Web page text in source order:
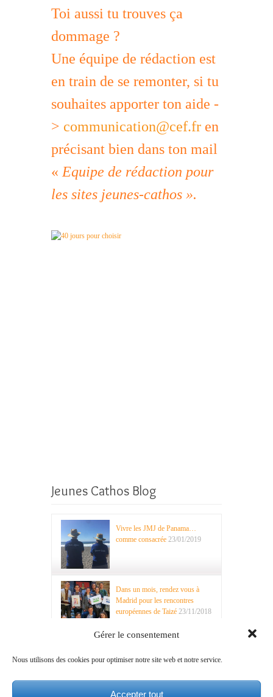
Gérer le consentement
Nous utilisons des cookies pour optimiser notre site web et notre service.
Accepter tout
Toi aussi tu trouves ça
dommage ?
Une équipe de rédaction est
en train de se remonter, si tu
souhaites apporter ton aide -
> communication@cef.fr en
précisant bien dans ton mail
« Equipe de rédaction pour
les sites jeunes-cathos ».
Jeunes Cathos Blog
Vivre les JMJ de Panama…
comme consacrée 23/01/2019
Dans un mois, rendez vous à
Madrid pour les rencontres
européennes de Taizé 23/11/2018
Recherche